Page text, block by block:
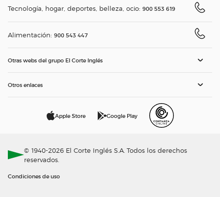
Tecnología, hogar, deportes, belleza, ocio: 900 553 619
Alimentación: 900 543 447
Otras webs del grupo El Corte Inglés
Otros enlaces
Apple Store Google Play
© 1940-2026 El Corte Inglés S.A. Todos los derechos
reservados.
Condiciones de uso